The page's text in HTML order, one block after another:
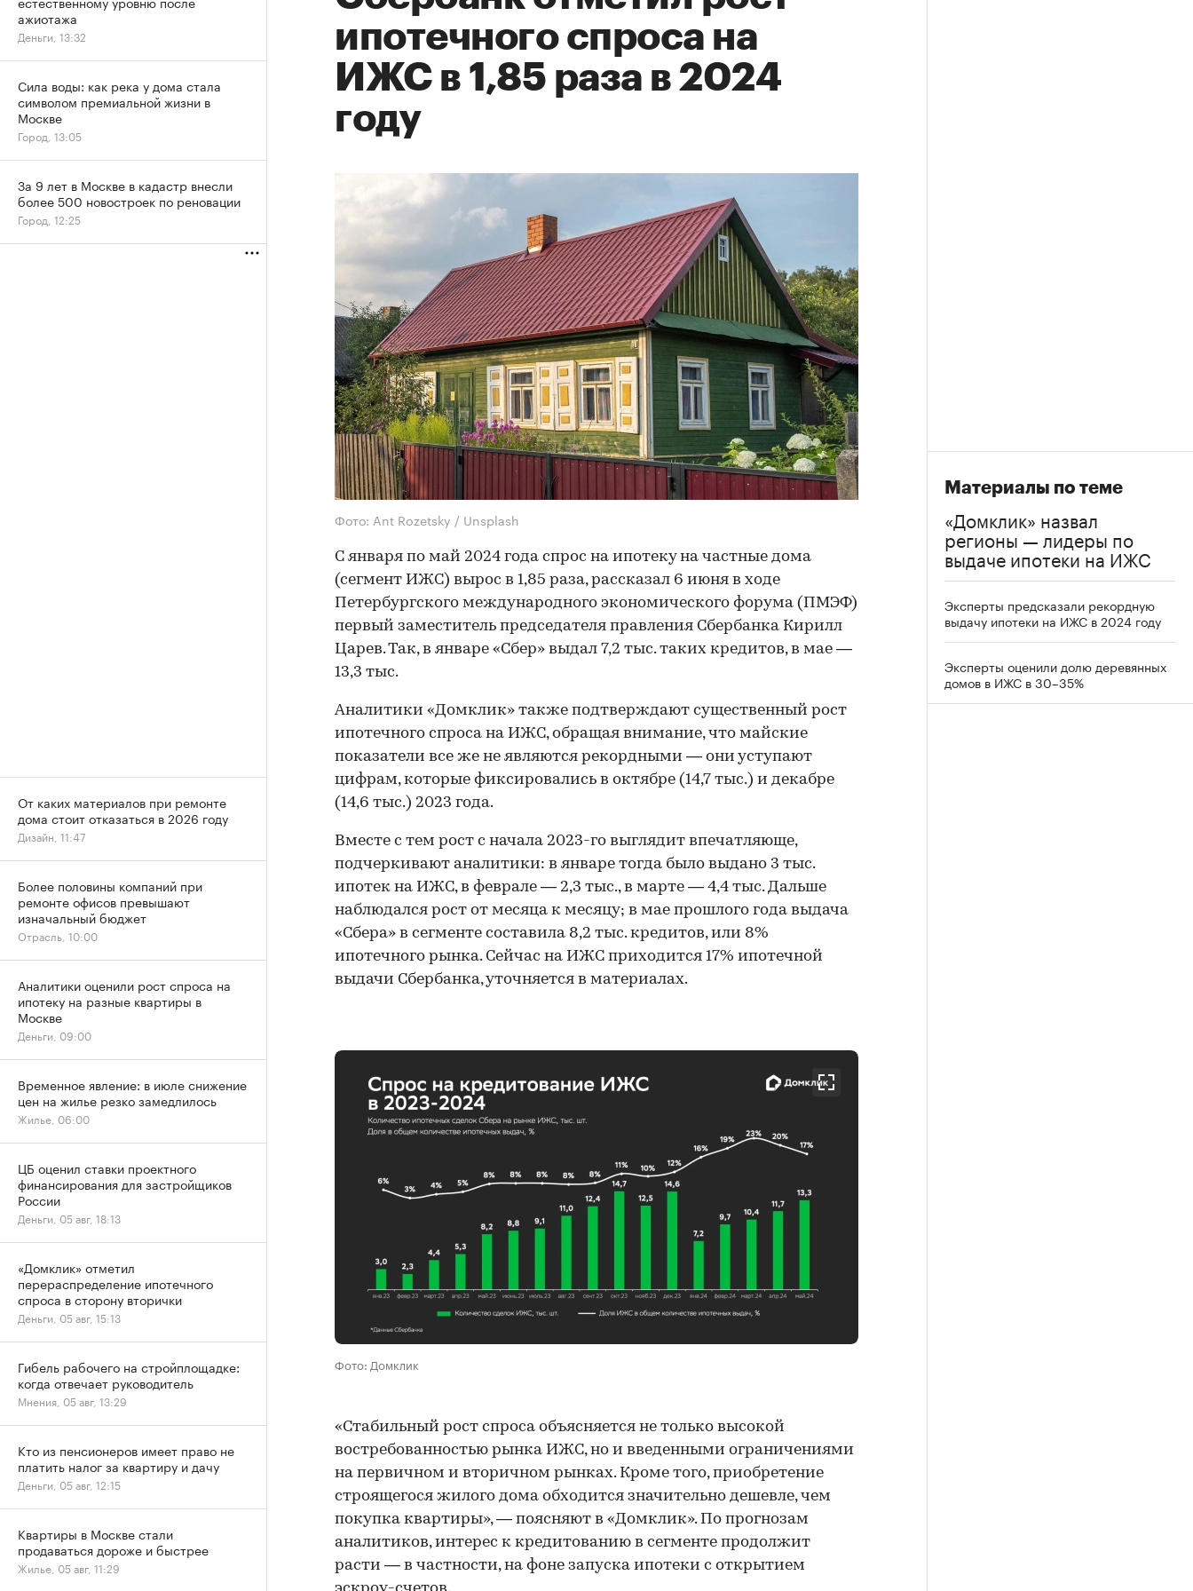
ипотечного спроса на
ИЖС в 1,85 раза в 2024
году
Фото: Ant Rozetsky / Unsplash
С января по май 2024 года спрос на ипотеку на частные дома
(сегмент ИЖС) вырос в 1,85 раза, рассказал 6 июня в ходе
Петербургского международного экономического форума (ПМЭФ)
первый заместитель председателя правления Сбербанка Кирилл
Царев. Так, в январе «Сбер» выдал 7,2 тыс. таких кредитов, в мае —
13,3 тыс.
Аналитики «Домклик» также подтверждают существенный рост
ипотечного спроса на ИЖС, обращая внимание, что майские
показатели все же не являются рекордными — они уступают
цифрам, которые фиксировались в октябре (14,7 тыс.) и декабре
(14,6 тыс.) 2023 года.
Вместе с тем рост с начала 2023-го выглядит впечатляюще,
подчеркивают аналитики: в январе тогда было выдано 3 тыс.
ипотек на ИЖС, в феврале — 2,3 тыс., в марте — 4,4 тыс. Дальше
наблюдался рост от месяца к месяцу; в мае прошлого года выдача
«Сбера» в сегменте составила 8,2 тыс. кредитов, или 8%
ипотечного рынка. Сейчас на ИЖС приходится 17% ипотечной
выдачи Сбербанка, уточняется в материалах.
Фото: Домклик
«Стабильный рост спроса объясняется не только высокой
востребованностью рынка ИЖС, но и введенными ограничениями
на первичном и вторичном рынках. Кроме того, приобретение
строящегося жилого дома обходится значительно дешевле, чем
покупка квартиры», — поясняют в «Домклик». По прогнозам
аналитиков, интерес к кредитованию в сегменте продолжит
расти — в частности, на фоне запуска ипотеки с открытием
Материалы по теме
«Домклик» назвал
регионы — лидеры по
выдаче ипотеки на ИЖС
Эксперты предсказали рекордную
выдачу ипотеки на ИЖС в 2024 году
Эксперты оценили долю деревянных
домов в ИЖС в 30–35%
ажиотажа
Деньги, 13:32
Сила воды: как река у дома стала
символом премиальной жизни в
Москве
Город, 13:05
За 9 лет в Москве в кадастр внесли
более 500 новостроек по реновации
Город, 12:25
От каких материалов при ремонте
дома стоит отказаться в 2026 году
Дизайн, 11:47
Более половины компаний при
ремонте офисов превышают
изначальный бюджет
Отрасль, 10:00
Аналитики оценили рост спроса на
ипотеку на разные квартиры в
Москве
Деньги, 09:00
Временное явление: в июле снижение
цен на жилье резко замедлилось
Жилье, 06:00
ЦБ оценил ставки проектного
финансирования для застройщиков
России
Деньги, 05 авг, 18:13
«Домклик» отметил
перераспределение ипотечного
спроса в сторону вторички
Деньги, 05 авг, 15:13
Гибель рабочего на стройплощадке:
когда отвечает руководитель
Мнения, 05 авг, 13:29
Кто из пенсионеров имеет право не
платить налог за квартиру и дачу
Деньги, 05 авг, 12:15
Квартиры в Москве стали
продаваться дороже и быстрее
Жилье, 05 авг, 11:29